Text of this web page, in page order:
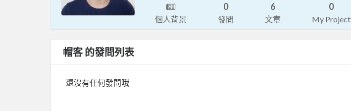
個人背景
0
發問
6
文章
0
My Project
帽客 的發問列表
還沒有任何發問哦